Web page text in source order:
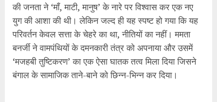
की जनता ने ‘माँ, माटी, मानुष’ के नारे पर विश्वास कर एक नए
युग की आशा की थी। लेकिन जल्द ही यह स्पष्ट हो गया कि यह
परिवर्तन केवल सत्ता के चेहरे का था, नीतियों का नहीं। ममता
बनर्जी ने वामपंथियों के दमनकारी तंत्र को अपनाया और उसमें
‘मजहबी तुष्टिकरण’ का एक ऐसा घातक तत्व मिला दिया जिसने
बंगाल के सामाजिक ताने-बाने को छिन्न-भिन्न कर दिया।